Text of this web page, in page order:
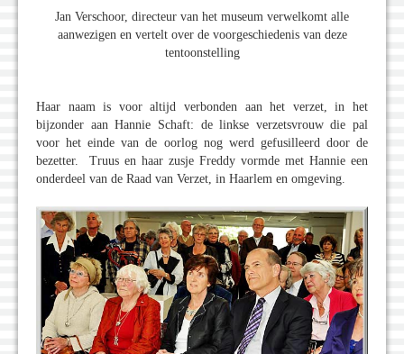
Jan Verschoor, directeur van het museum verwelkomt alle
aanwezigen en vertelt over de voorgeschiedenis van deze
tentoonstelling
Haar naam is voor altijd verbonden aan het verzet, in het
bijzonder aan Hannie Schaft: de linkse verzetsvrouw die pal
voor het einde van de oorlog nog werd gefusilleerd door de
bezetter. Truus en haar zusje Freddy vormde met Hannie een
onderdeel van de Raad van Verzet, in Haarlem en omgeving.